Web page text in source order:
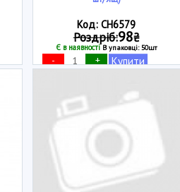
Код: CH6579
Роздріб:98₴
Є в наявностіВ упаковці: 50шт
- + Купити